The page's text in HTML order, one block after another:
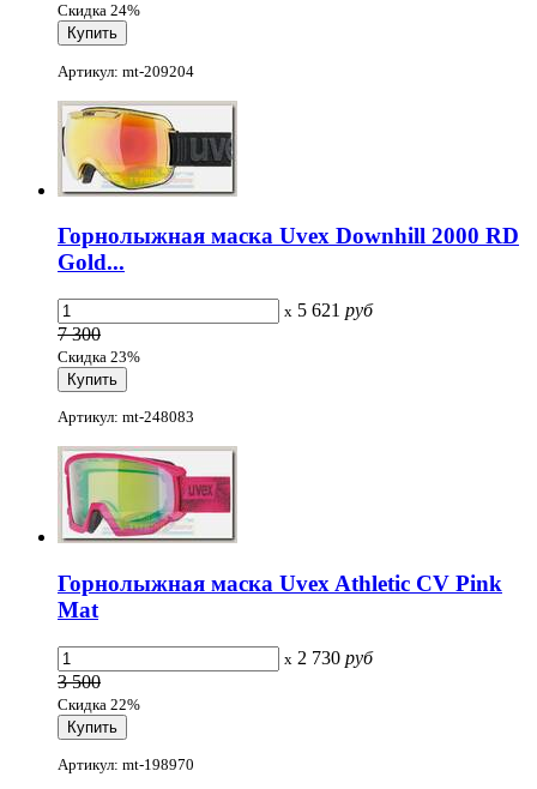
Скидка 24%
Артикул: mt-209204
Горнолыжная маска Uvex Downhill 2000 RD
Gold...
x 5 621 руб
7 300
Скидка 23%
Артикул: mt-248083
Горнолыжная маска Uvex Athletic CV Pink
Mat
x 2 730 руб
3 500
Скидка 22%
Артикул: mt-198970